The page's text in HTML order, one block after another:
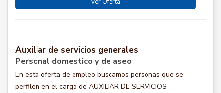
Ver Oferta
Auxiliar de servicios generales
Personal domestico y de aseo
En esta oferta de empleo buscamos personas que se
perfilen en el cargo de AUXILIAR DE SERVICIOS